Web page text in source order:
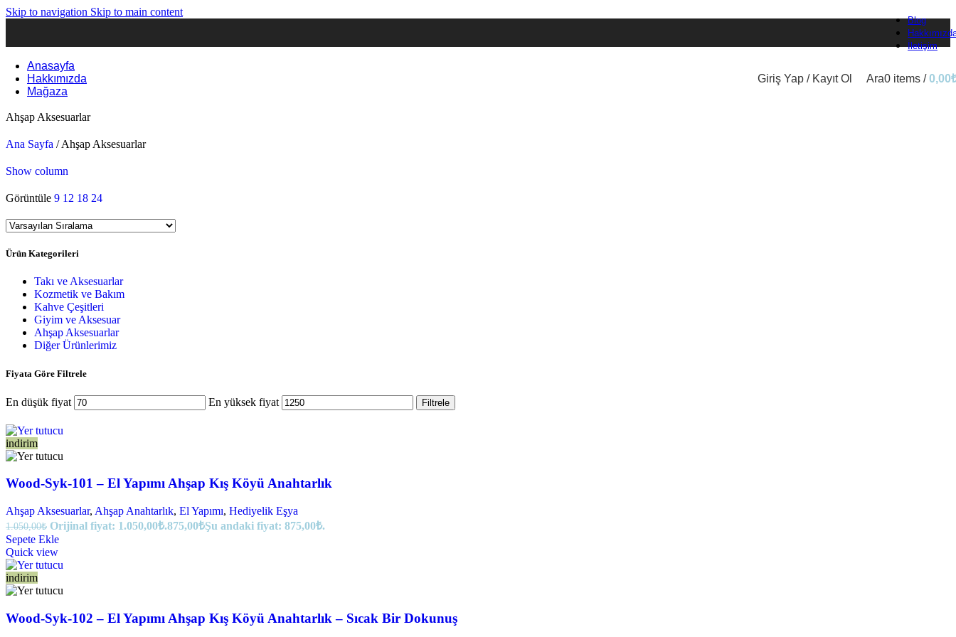
Skip to navigation Skip to main content
Blog
İletişim
Anasayfa
Hakkımızda
Mağaza
Giriş Yap / Kayıt Ol Ara0 items / 0,00
Ahşap Aksesuarlar
Ana Sayfa / Ahşap Aksesuarlar
Show column
Görüntüle 9 12 18 24
Ürün Kategorileri
Takı ve Aksesuarlar
Kozmetik ve Bakım
Kahve Çeşitleri
Giyim ve Aksesuar
Ahşap Aksesuarlar
Diğer Ürünlerimiz
Fiyata Göre Filtrele
En düşük fiyat En yüksek fiyat Filtrele
indirim
Wood-Syk-101 – El Yapımı Ahşap Kış Köyü Anahtarlık
Ahşap Aksesuarlar, Ahşap Anahtarlık, El Yapımı, Hediyelik Eşya
1.050,00₺ Orijinal fiyat: 1.050,00₺.875,00₺Şu andaki fiyat: 875,00₺.
Sepete Ekle
Quick view
indirim
Wood-Syk-102 – El Yapımı Ahşap Kış Köyü Anahtarlık – Sıcak Bir Dokunuş